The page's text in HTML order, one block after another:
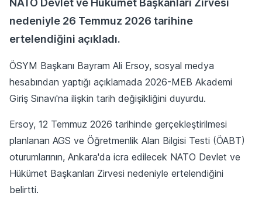
nedeniyle 26 Temmuz 2026 tarihine
ertelendiğini açıkladı.
ÖSYM Başkanı Bayram Ali Ersoy, sosyal medya
hesabından yaptığı açıklamada 2026-MEB Akademi
Giriş Sınavı'na ilişkin tarih değişikliğini duyurdu.
Ersoy, 12 Temmuz 2026 tarihinde gerçekleştirilmesi
planlanan AGS ve Öğretmenlik Alan Bilgisi Testi (ÖABT)
oturumlarının, Ankara'da icra edilecek NATO Devlet ve
Hükümet Başkanları Zirvesi nedeniyle ertelendiğini
belirtti.